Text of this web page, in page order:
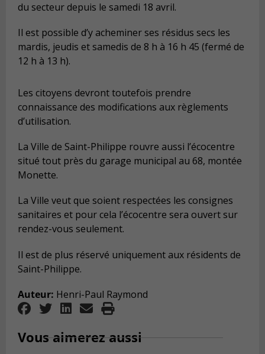
du secteur depuis le samedi 18 avril.
Il est possible d’y acheminer ses résidus secs les
mardis, jeudis et samedis de 8 h à 16 h 45 (fermé de
12 h à 13 h).
Les citoyens devront toutefois prendre
connaissance des modifications aux règlements
d’utilisation.
La Ville de Saint-Philippe rouvre aussi l’écocentre
situé tout près du garage municipal au 68, montée
Monette.
La Ville veut que soient respectées les consignes
sanitaires et pour cela l’écocentre sera ouvert sur
rendez-vous seulement.
Il est de plus réservé uniquement aux résidents de
Saint-Philippe.
Auteur: Henri-Paul Raymond
Vous aimerez aussi